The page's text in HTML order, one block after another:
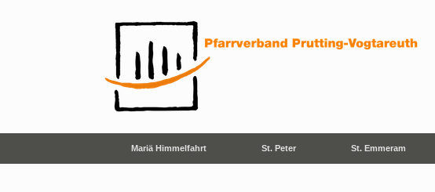
Mariä Himmelfahrt St. Peter St. Emmeram